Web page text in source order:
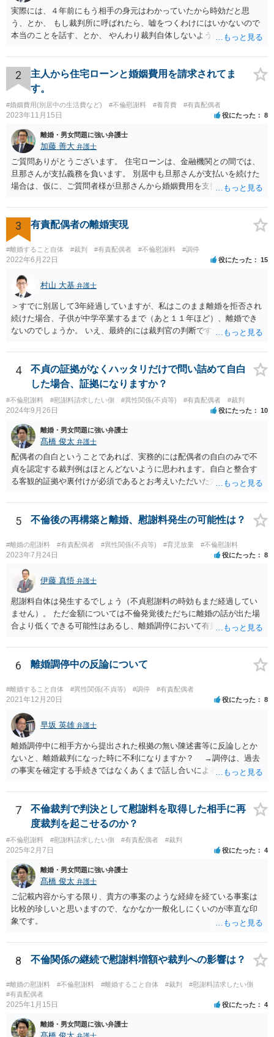
実際には、４年前にもう相手の身元はわかっていたから時効だと思
う、とか、 もし裁判所に呼ばれたら、嘘をつくわけにはいかないので
本当のことを話す、とか、 やんわり裁判自体しないように説得するの
2
主人から住宅ローンと婚姻費用を請求されてま
す。
#婚姻費用(別居中の生活費など) #不倫慰謝料 #養育費 #有責配偶者
2023年11月15日 役にたった 8
離婚・男女問題に強い弁護士
加藤 善大 弁護士
ご質問ありがとうございます。 住宅ローンは、金融機関との間では、
旦那さんが支払義務を負います。 別居中も旦那さんが支払いを続けた
場合は、仮に、ご質問者様が旦那さんから婚姻費用を支払ってもらう
部の額を引いた額が婚姻費用として支払われることになることが多い
です。 また、離婚をする際の財産分与において考慮されることもあり
ます。 他方、旦那さんが住宅ローンを支払わなくなってしまう場合が
あります。 その場合に、ご質問者様が、その後もご自宅に住み続けた
い場合は、実質的にご質問者様が住宅ローンをお支払になる必要が出
て、強制的にご自宅が売却されてしまう可能性があるからです。 可能
であれば、婚姻費用の額、親権を取得するために現時点でしておくべ
きこと等も含め、お近くの弁護士に直接相談して、アドバイス等を求
めることをお勧めします。
3 有責配偶者の離婚実現
#離婚すること自体 #裁判 #有責配偶者 #不倫慰謝料 #調停
2022年6月22日 役にたった 15
村山 大基 弁護士
＞すでに別居して3年経過していますが、私はこのまま離婚を拒否され
続けた場合、子供が中学卒業するまで（あと１１年ほど）、離婚でき
ないのでしょうか。 いえ、最終的には裁判官の判断ですが、現時点で
に離婚できない、ということもないと思います。 すでに依頼されてい
るということですし、例えば離婚後の養育費額について譲歩するなど
離婚の条件含めて、考えておられる通り打診してみると良いと思いま
す。 また、調停で第三者を介して再度協議してみる、ということも考
えられます。
4
不貞の証拠がなくハッタリだけで問い詰めて自白
した場合、証拠になりますか？
#不倫慰謝料 #慰謝料請求したい側 #異性関係(不貞等) #有責配偶者 #裁判
2024年9月26日 役にたった 10
離婚・男女問題に強い弁護士
髙橋 俊太 弁護士
配偶者の自白ということであれば、実務的には配偶者の自白のみで不
貞を認定する裁判例はほとんどないように思われます。自白と整合す
る客観的証拠や裏付けが必須であるとお考えいただいた方がよいでし
5 不倫後の再構築と離婚、慰謝料発生の可能性は？
#離婚の慰謝料 #有責配偶者 #異性関係(不貞等) #育児放棄 #不倫慰謝料
2023年7月24日 役にたった 8
伊藤 真悟 弁護士
慰謝料自体は発生するでしょう（不貞慰謝料の時効もまだ経過してい
ません）。 ただ金額については不倫発覚後ただちに離婚の話が出た場
合より低くできる可能性はあるし、離婚調停において有責配偶者の主
主張は考えられます。 養育費なども含めて一度弁護士に相談すること
を勧めます。
6 離婚調停中の反論について
#離婚すること自体 #異性関係(不貞等) #調停 #有責配偶者
2021年12月20日 役にたった 8
早坂 英雄 弁護士
離婚調停中に相手方から提出された根拠の無い陳述書等に反論しとか
ないと、離婚裁判になった時に不利になりますか？ →調停は、過去
の事実を確定する手続きではなくあくまで話し合いによる合意を目指
りません（口頭での説明でも十分だと思います）。但し、調停委員が
反論の陳述書を提出するように求めているときは別です。 また、反
論しないからと言って直ちに離婚訴訟で不利になることはないと思い
ます（離婚訴訟では反論が必要になってくると思いますが、調停段階
からこちらの言い分や手の内を知らせることに余り意味はないように
思います。）。
7
不倫裁判で判決として慰謝料を取得した相手に再
度裁判を起こせるのか？
#不倫慰謝料 #慰謝料請求したい側 #有責配偶者 #裁判
2025年2月7日 役にたった 4
離婚・男女問題に強い弁護士
髙橋 俊太 弁護士
ご記載内容からする限り、貴方の事案のような経緯を経ている事案は
比較的珍しいと思いますので、なかなか一般化しにくいのが率直な印
象です。
8 不倫関係の継続で慰謝料増額や裁判への影響は？
#離婚の慰謝料 #不倫慰謝料 #離婚すること自体 #裁判
#慰謝料請求したい側
#有責配偶者
2025年1月15日 役にたった 4
離婚・男女問題に強い弁護士
髙橋 俊太 弁護士